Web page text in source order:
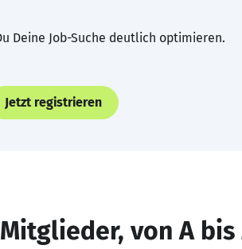
Deine Job-Suche deutlich optimieren.
Jetzt registrieren
von A bis